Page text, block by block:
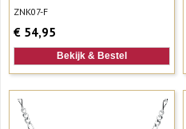
ZNK07-F
€ 54,95
Bekijk & Bestel